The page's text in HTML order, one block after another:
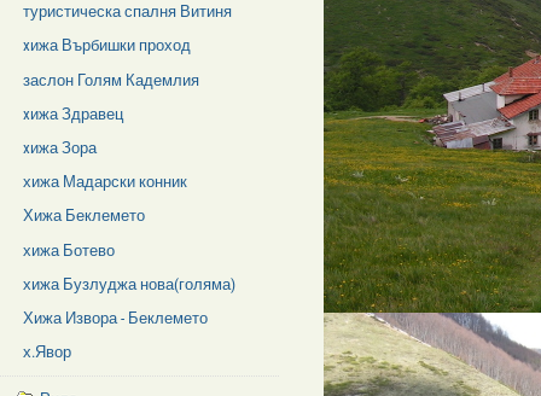
туристическа спалня Витиня
xижа Върбишки проход
заслон Голям Кадемлия
xижа Здравец
xижа Зора
хижа Мадарски конник
Хижа Беклемето
хижа Ботево
хижа Бузлуджа нова(голяма)
Хижа Извора - Беклемето
х.Явор